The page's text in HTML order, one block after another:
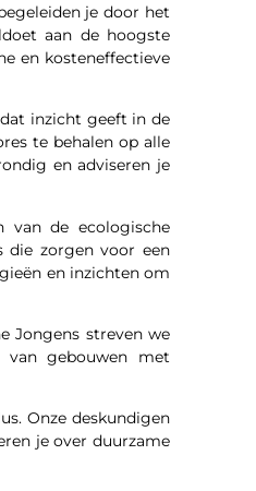
je door het
aan de hoogste
en kosteneffectieve
inzicht geeft in de
te behalen op alle
en adviseren je
van de ecologische
die zorgen voor een
en inzichten om
Jongens streven we
gebouwen met
Onze deskundigen
je over duurzame